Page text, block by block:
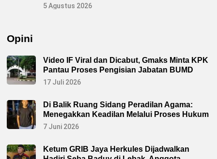
5 Agustus 2026
Opini
Video IF Viral dan Dicabut, Gmaks Minta KPK
Pantau Proses Pengisian Jabatan BUMD
17 Juli 2026
Di Balik Ruang Sidang Peradilan Agama:
Menegakkan Keadilan Melalui Proses Hukum
7 Juni 2026
Ketum GRIB Jaya Herkules Dijadwalkan